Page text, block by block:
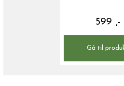
599 ,-
Gå til